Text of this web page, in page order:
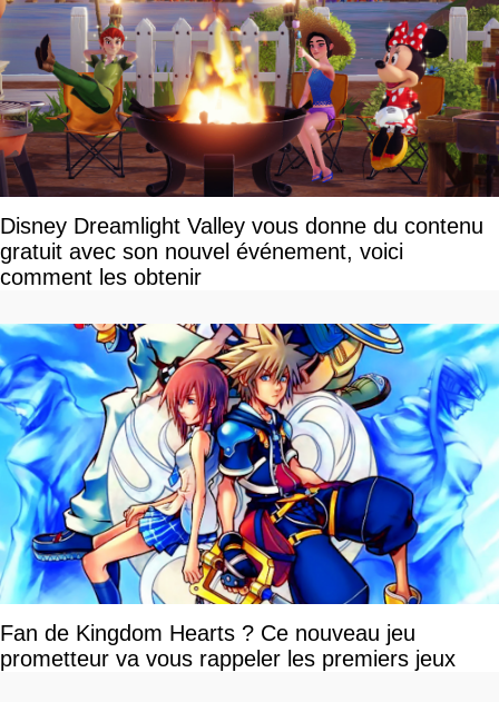
Disney Dreamlight Valley vous donne du contenu
gratuit avec son nouvel événement, voici
comment les obtenir
Fan de Kingdom Hearts ? Ce nouveau jeu
prometteur va vous rappeler les premiers jeux